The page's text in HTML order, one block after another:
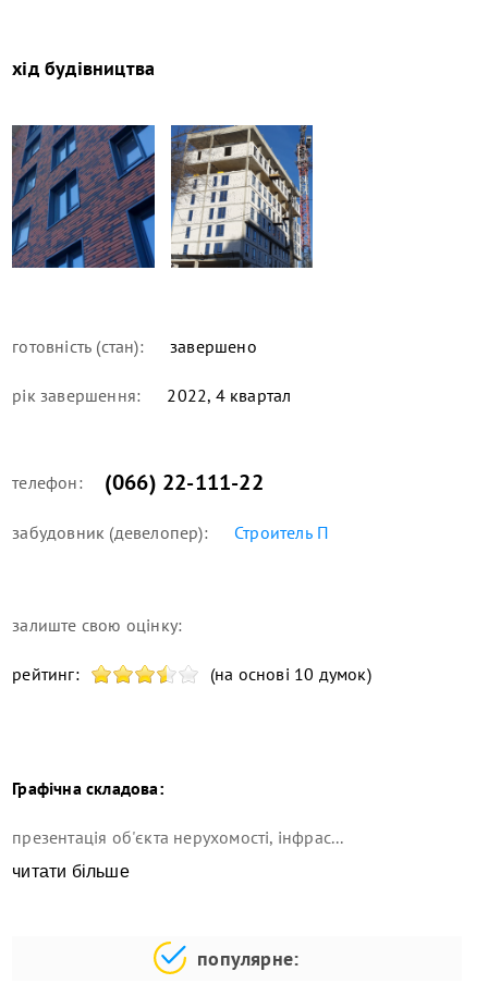
хід будівництва
готовність (стан): завершено
рік завершення: 2022, 4 квартал
телефон: (066) 22-111-22
забудовник (девелопер): Строитель П
залиште свою оцінку:
рейтинг: (на основі 10 думок)
Графічна складова:
презентація об'єкта нерухомості, інфрас...
читати більше
популярне: